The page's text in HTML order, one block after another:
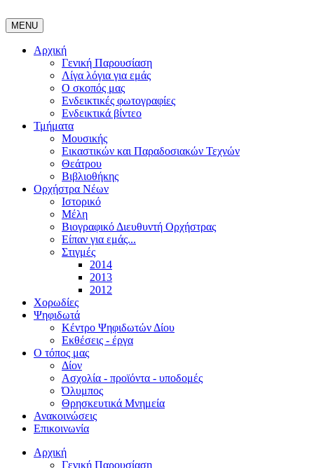
MENU
Αρχική
Γενική Παρουσίαση
Λίγα λόγια για εμάς
Ο σκοπός μας
Ενδεικτικές φωτογραφίες
Ενδεικτικά βίντεο
Τμήματα
Μουσικής
Εικαστικών και Παραδοσιακών Τεχνών
Θεάτρου
Βιβλιοθήκης
Ορχήστρα Νέων
Ιστορικό
Μέλη
Βιογραφικό Διευθυντή Ορχήστρας
Είπαν για εμάς...
Στιγμές
2014
2013
2012
Χορωδίες
Ψηφιδωτά
Κέντρο Ψηφιδωτών Δίου
Εκθέσεις - έργα
Ο τόπος μας
Δίον
Ασχολία - προϊόντα - υποδομές
Όλυμπος
Θρησκευτικά Μνημεία
Ανακοινώσεις
Επικοινωνία
Αρχική
Γενική Παρουσίαση